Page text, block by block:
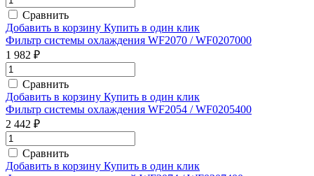
Сравнить
Добавить в корзину Купить в один клик
Фильтр системы охлаждения WF2070 / WF0207000
1 982 ₽
Сравнить
Добавить в корзину Купить в один клик
Фильтр системы охлаждения WF2054 / WF0205400
2 442 ₽
Сравнить
Добавить в корзину Купить в один клик